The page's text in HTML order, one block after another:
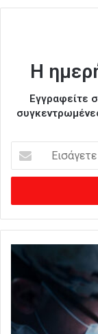
Η
Εγγραφείτε
σ
γ
ε
ε
η
λ